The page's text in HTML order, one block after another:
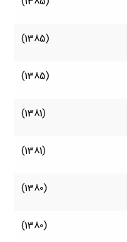
(1385)
(1385)
(1381)
(1381)
(1380)
(1380)